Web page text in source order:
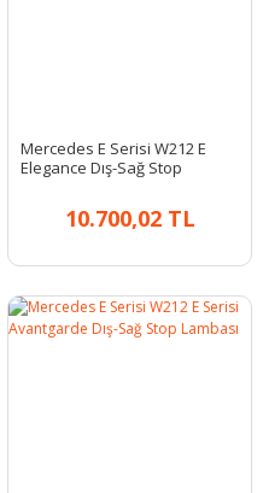
Mercedes E Serisi W212 E
Elegance Dış-Sağ Stop
10.700,02 TL